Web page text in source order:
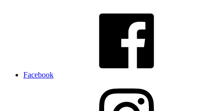
Facebook